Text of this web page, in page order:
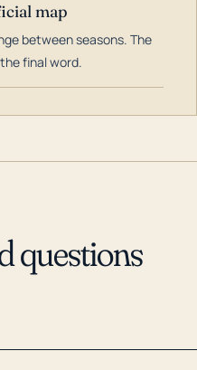
map
between seasons. The
final word.
questions